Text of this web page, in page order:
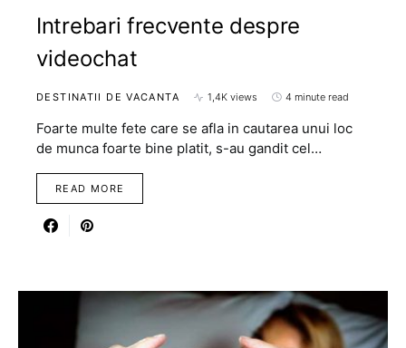
Intrebari frecvente despre
videochat
DESTINATII DE VACANTA 1,4K views 4 minute read
Foarte multe fete care se afla in cautarea unui loc
de munca foarte bine platit, s-au gandit cel…
READ MORE